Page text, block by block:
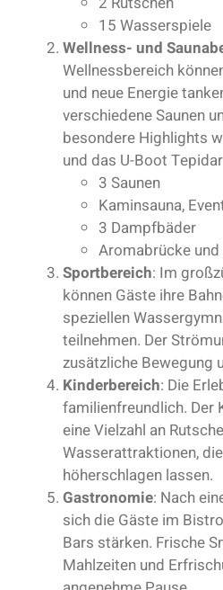
15 Wasserspiele
Wellness- und
Wellnessbereich
und neue Energie
verschiedene Saunen
besondere Highlights
und das U-Boot
3 Saunen
Kaminsauna,
3 Dampfbäder
Aromabrücke
Sportbereich: Im
können Gäste ihre
speziellen
teilnehmen. Der
zusätzliche Bewegung
Kinderbereich: Die
familienfreundlich. Der
eine Vielzahl an
Wasserattraktionen,
höherschlagen lassen.
Gastronomie: Nach
sich die Gäste im
Bars stärken. Frische
Mahlzeiten und